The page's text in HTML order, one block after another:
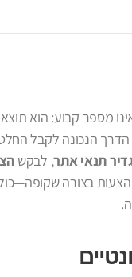
הדרך הנכונה לקבל
תנאי אתר, לבקש
הצעות בצורה